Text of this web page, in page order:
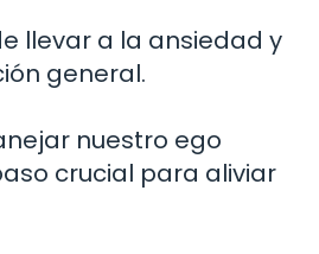
llevar a la ansiedad y
general.
nuestro ego
crucial para aliviar